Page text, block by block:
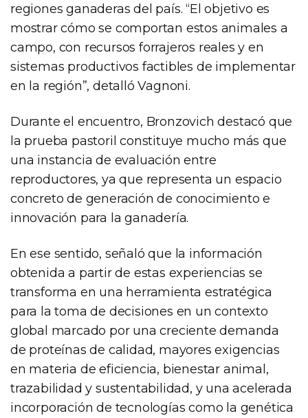
regiones ganaderas del país. “El objetivo es
mostrar cómo se comportan estos animales a
campo, con recursos forrajeros reales y en
sistemas productivos factibles de implementar
en la región”, detalló Vagnoni.
Durante el encuentro, Bronzovich destacó que
la prueba pastoril constituye mucho más que
una instancia de evaluación entre
reproductores, ya que representa un espacio
concreto de generación de conocimiento e
innovación para la ganadería.
En ese sentido, señaló que la información
obtenida a partir de estas experiencias se
transforma en una herramienta estratégica
para la toma de decisiones en un contexto
global marcado por una creciente demanda
de proteínas de calidad, mayores exigencias
en materia de eficiencia, bienestar animal,
trazabilidad y sustentabilidad, y una acelerada
incorporación de tecnologías como la genética